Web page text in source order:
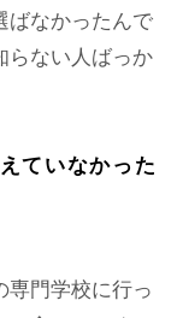
ばなかったんで
らない人ばっか
ていなかった
門学校に行っ